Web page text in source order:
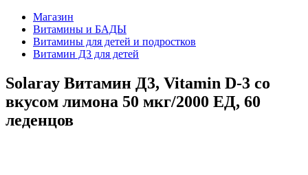
Магазин
Витамины и БАДЫ
Витамины для детей и подростков
Витамин Д3 для детей
Solaray Витамин Д3, Vitamin D-3 со
вкусом лимона 50 мкг/2000 ЕД, 60
леденцов